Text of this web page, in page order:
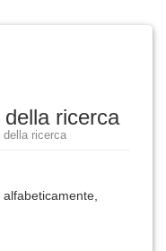
ricerca
ricerca